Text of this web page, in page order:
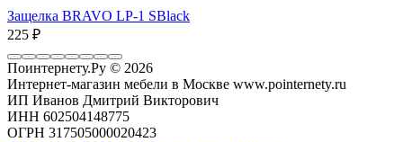
Защелка BRAVO LP-1 SBlack
225 ₽
Поинтернету.Ру © 2026
Интернет-магазин мебели в Москве www.pointernety.ru
ИП Иванов Дмитрий Викторович
ИНН 602504148775
ОГРН 317505000020423